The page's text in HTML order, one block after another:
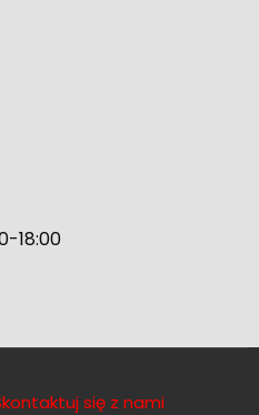
18:00
się z nami